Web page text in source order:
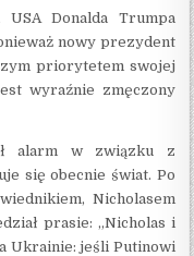
USA Donalda Trumpa
nowy prezydent
priorytetem swojej
wyraźnie zmęczony
alarm w związku z
się obecnie świat. Po
Nicholasem
prasie: „Nicholas i
Ukrainie: jeśli Putinowi